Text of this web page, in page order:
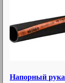
Напорный